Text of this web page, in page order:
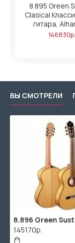
8.895 Green
Clasical
гитара,
146830р.
ВЫ СМОТРЕЛИ
145170р.